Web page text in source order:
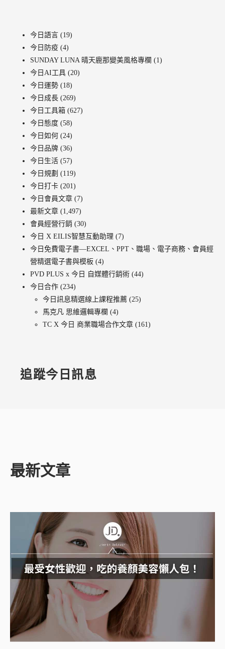
今日語言 (19)
今日防疫 (4)
SUNDAY LUNA 晴天鹿那變美風格專欄 (1)
今日AI工具 (20)
今日運勢 (18)
今日成長 (269)
今日工具箱 (627)
今日態度 (58)
今日如何 (24)
今日品牌 (36)
今日生活 (57)
今日規劃 (119)
今日打卡 (201)
今日會員文章 (7)
最新文章 (1,497)
會員經營行銷 (30)
今日 X EILIS智慧互動助理 (7)
今日免費電子書—EXCEL、PPT、職場、電子商務、會員經
營精選電子書與模板 (4)
PVD PLUS x 今日 自媒體行銷術 (44)
今日合作 (234)
今日訊息精選線上課程推薦 (25)
馬克凡 思維邏輯專欄 (4)
TC X 今日 商業職場合作文章 (161)
追蹤今日訊息
最新文章